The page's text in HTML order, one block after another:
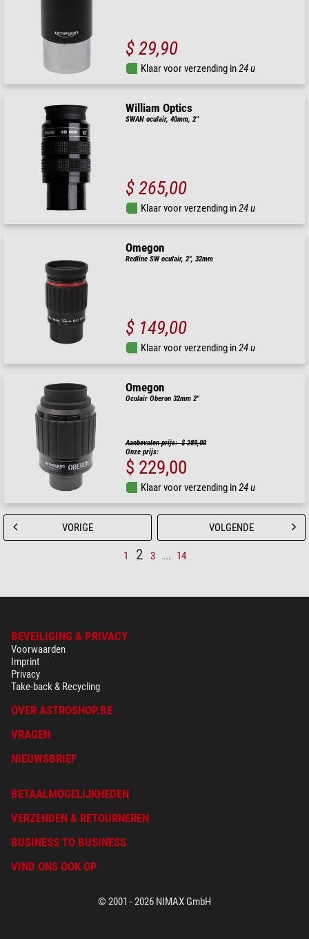
$ 29,90
Klaar voor verzending in24 u
William Optics
SWAN oculair, 40mm, 2''
$ 265,00
Klaar voor verzending in24 u
Omegon
Redline SW oculair, 2", 32mm
$ 149,00
Klaar voor verzending in24 u
Omegon
Oculair Oberon 32mm 2''
Aanbevolen prijs: $ 289,00
Onze prijs:
$ 229,00
Klaar voor verzending in24 u
VORIGE
1 2 3 ... 14
VOLGENDE
BEVEILIGING & PRIVACY
Voorwaarden
Imprint
Privacy
Take-back & Recycling
OVER ASTROSHOP.BE
VRAGEN
NIEUWSBRIEF
BETAALMOGELIJKHEDEN
VERZENDEN & RETOURNEREN
BUSINESS TO BUSINESS
VIND ONS OOK OP
© 2001 - 2026 NIMAX GmbH